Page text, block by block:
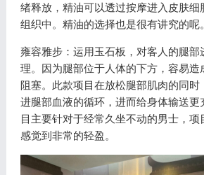
绪释放，精油可以透过按摩进入皮肤细
组织中。精油的选择也是很有讲究的呢。
雍容雅步：运用玉石板，对客人的腿部
理。因为腿部位于人体的下方，容易造
阻塞。此款项目在放松腿部肌肉的同时
进腿部血液的循环，进而给身体输送更
目主要针对于经常久坐不动的男士，项
感觉到非常的轻盈。